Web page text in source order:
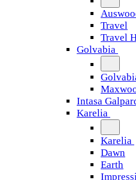
Travel
Travel
Golvabia
Intasa
Karelia
Karelia
Dawn
Earth